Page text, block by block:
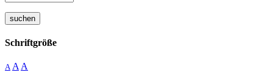
suchen
Schriftgröße
A A A